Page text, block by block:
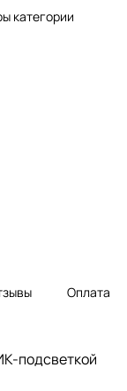
категории
Оплата
подсветкой